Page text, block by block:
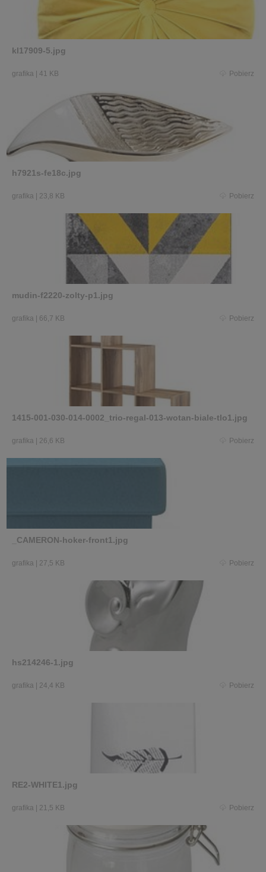
kl17909-5.jpg
grafika 41 KB Pobierz
h7921s-fe18c.jpg
grafika 23,8 KB Pobierz
mudin-f2220-zolty-p1.jpg
grafika 66,7 KB Pobierz
1415-001-030-014-0002_trio-regal-013-wotan-biale-tlo1.jpg
grafika 26,6 KB Pobierz
_CAMERON-hoker-front1.jpg
grafika 27,5 KB Pobierz
hs214246-1.jpg
grafika 24,4 KB Pobierz
RE2-WHITE1.jpg
grafika 21,5 KB Pobierz